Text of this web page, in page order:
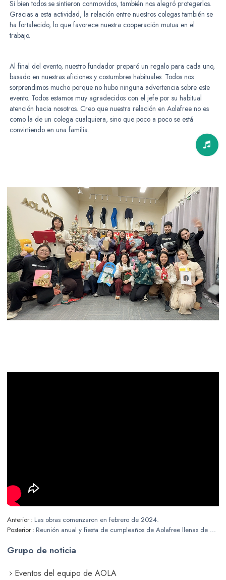
Si bien todos se sintieron conmovidos, también nos alegró protegerlos.
Gracias a esta actividad, la relación entre nuestros colegas también se
ha fortalecido, lo que favorece nuestra cooperación mutua en el
trabajo.
Al final del evento, nuestro fundador preparó un regalo para cada uno,
basado en nuestras aficiones y costumbres habituales. Todos nos
sorprendimos mucho porque no hubo ninguna advertencia sobre este
evento. Todos estamos muy agradecidos con el jefe por su habitual
atención hacia nosotros. Creo que nuestra relación en Aolafree no es
como la de un colega cualquiera, sino que poco a poco se está
convirtiendo en una familia.
Anterior Las obras comenzaron en febrero de 2024.
Posterior
Reunión anual y fiesta de cumpleaños de Aolafree llenas de alegría y emoción
Grupo de noticia
Eventos del equipo de AOLA